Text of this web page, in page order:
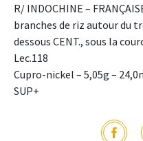
R/ INDOCHINE –
branches de riz autour du
dessous CENT., sous la
Lec.118
Cupro-nickel – 5,05g –
SUP+